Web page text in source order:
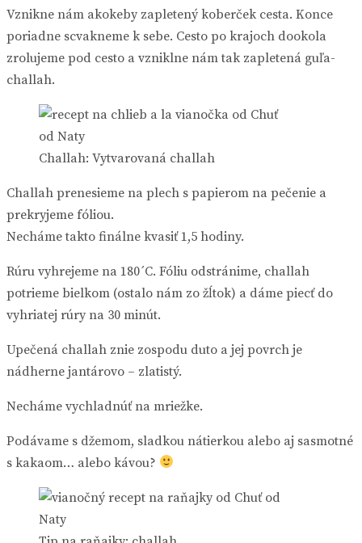
Vznikne nám akokeby zapletený koberček cesta. Konce
poriadne scvakneme k sebe. Cesto po krajoch dookola
zrolujeme pod cesto a vzniklne nám tak zapletená guľa-
challah.
Challah: Vytvarovaná challah
Challah prenesieme na plech s papierom na pečenie a
prekryjeme fóliou.
Necháme takto finálne kvasiť 1,5 hodiny.
Rúru vyhrejeme na 180´C. Fóliu odstránime, challah
potrieme bielkom (ostalo nám zo žĺtok) a dáme piecť do
vyhriatej rúry na 30 minút.
Upečená challah znie zospodu duto a jej povrch je
nádherne jantárovo – zlatistý.
Necháme vychladnúť na mriežke.
Podávame s džemom, sladkou nátierkou alebo aj sasmotné
s kakaom… alebo kávou?